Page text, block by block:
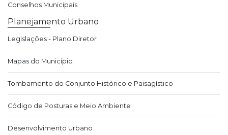
Conselhos Municipais
Planejamento Urbano
Legislações - Plano Diretor
Mapas do Município
Tombamento do Conjunto Histórico e Paisagístico
Código de Posturas e Meio Ambiente
Desenvolvimento Urbano